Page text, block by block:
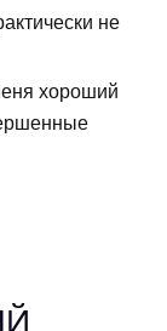
не
хороший